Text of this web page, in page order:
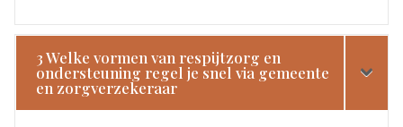
3 Welke vormen van respijtzorg en
ondersteuning regel je snel via gemeente
en zorgverzekeraar